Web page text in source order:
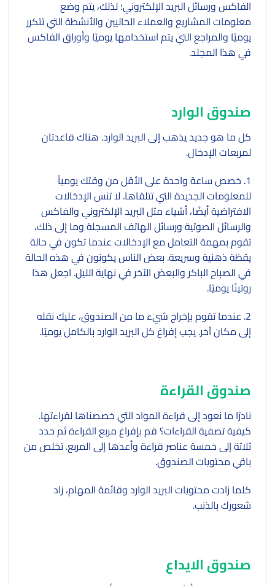
الفاكس ورسائل البريد الإلكتروني؛ لذلك، يتم وضع
معلومات المشاريع والعملاء الحاليين والأنشطة التي تتكرر
يوميًا والمراجع التي يتم استخدامها يوميًا وأوراق الفاكس
في هذا المجلد.
صندوق الوارد
كل ما هو جديد يذهب إلى البريد الوارد. هناك قاعدتان
لمربعات الإدخال.
1. خصص ساعة واحدة على الأقل من وقتك يومياً
للمعلومات الجديدة التي تتلقاها. لا تنس الإدخالات
الافتراضية أيضًا، أشياء مثل البريد الإلكتروني والفاكس
والرسائل الصوتية ورسائل الهاتف المسجلة وما إلى ذلك،
تقوم بمهمة التعامل مع الإدخالات عندما تكون في حالة
يقظة ذهنية وسريعة. بعض الناس يكونون في هذه الحالة
في الصباح الباكر والبعض الآخر في نهاية الليل. اجعل هذا
روتينًا يوميًا.
2. عندما تقوم بإخراج شيء ما من الصندوق، عليك نقله
إلى مكان آخر. يجب إفراغ كل البريد الوارد بالكامل يوميًا.
صندوق القراءة
نادرًا ما نعود إلى قراءة المواد التي خصصناها لقراءتها.
كيفية تصفية القراءات؟ قم بإفراغ مربع القراءة ثم حدد
ثلاثة إلى خمسة عناصر قراءة وأعدها إلى المربع. تخلص من
باقي محتويات الصندوق.
كلما زادت محتويات البريد الوارد وقائمة المهام، زاد
شعورك بالذنب.
صندوق الايداع